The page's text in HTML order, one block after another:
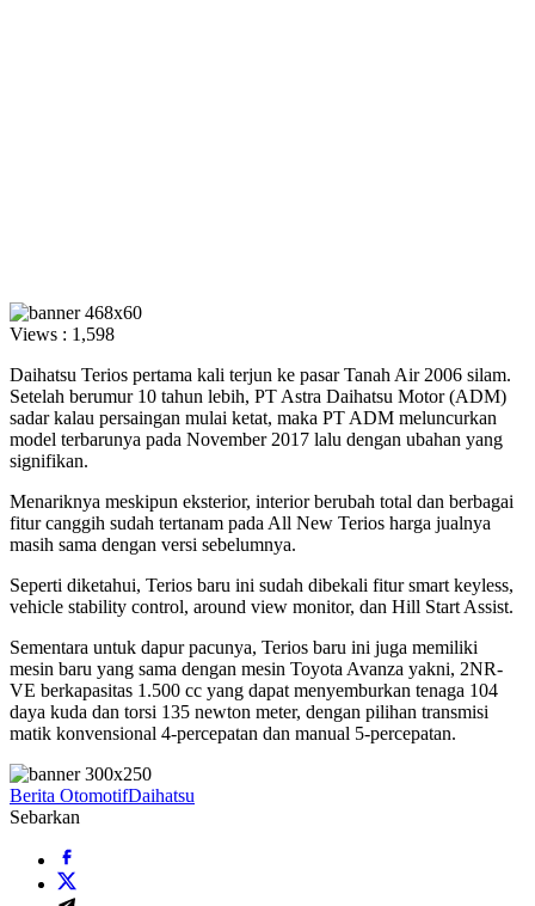
Views : 1,598
Daihatsu Terios pertama kali terjun ke pasar Tanah Air 2006 silam.
Setelah berumur 10 tahun lebih, PT Astra Daihatsu Motor (ADM)
sadar kalau persaingan mulai ketat, maka PT ADM meluncurkan
model terbarunya pada November 2017 lalu dengan ubahan yang
signifikan.
Menariknya meskipun eksterior, interior berubah total dan berbagai
fitur canggih sudah tertanam pada All New Terios harga jualnya
masih sama dengan versi sebelumnya.
Seperti diketahui, Terios baru ini sudah dibekali fitur smart keyless,
vehicle stability control, around view monitor, dan Hill Start Assist.
Sementara untuk dapur pacunya, Terios baru ini juga memiliki
mesin baru yang sama dengan mesin Toyota Avanza yakni, 2NR-
VE berkapasitas 1.500 cc yang dapat menyemburkan tenaga 104
daya kuda dan torsi 135 newton meter, dengan pilihan transmisi
matik konvensional 4-percepatan dan manual 5-percepatan.
Berita OtomotifDaihatsu
Sebarkan